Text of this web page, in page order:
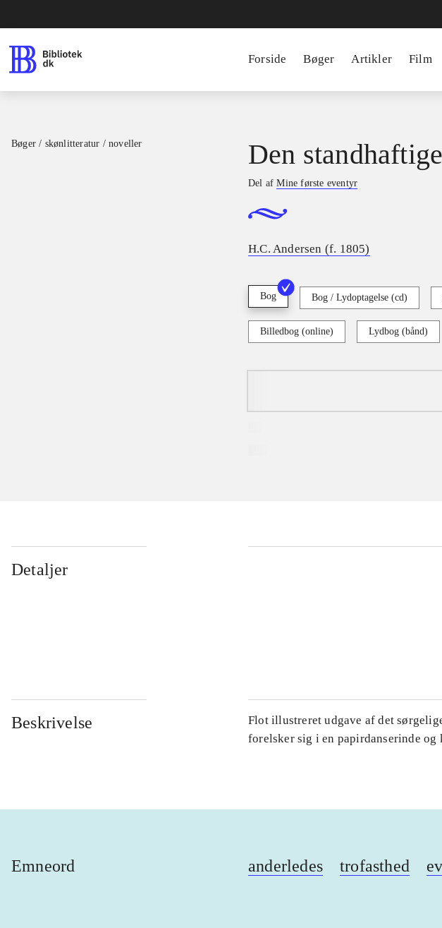
Forside Bøger Artikler Film
Bøger / skønlitteratur / noveller Den
Del afMine første eventyr
H.C. Andersen (f. 1805)
Bog Bog / Lydoptagelse (cd)
Billedbog (online) Lydbog (bånd)
Detaljer
Beskrivelse
Flot illustreret udgave af det
forelsker sig i en papirdanserinde og
Emneord anderledes trofasthed